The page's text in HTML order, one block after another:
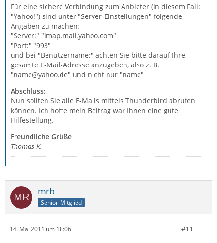
Für eine sichere Verbindung zum Anbieter (in diesem Fall:
"Yahoo!") sind unter "Server-Einstellungen" folgende
Angaben zu machen:
"Server:" "imap.mail.yahoo.com"
"Port:" "993"
und bei "Benutzername:" achten Sie bitte darauf Ihre
gesamte E-Mail-Adresse anzugeben, also z. B.
"name@yahoo.de" und nicht nur "name"
Abschluss:
Nun sollten Sie alle E-Mails mittels Thunderbird abrufen
können. Ich hoffe mein Beitrag war Ihnen eine gute
Hilfestellung.
Freundliche Grüße
Thomas K.
mrb
Senior-Mitglied
14. Mai 2011 um 18:06 #11